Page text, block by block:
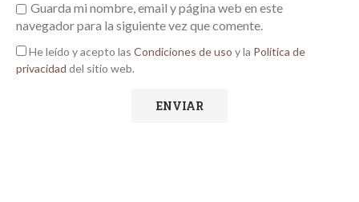
Guarda mi nombre, email y página web en este
navegador para la siguiente vez que comente.
He leído y acepto las Condiciones de uso y la Política de
privacidad del sitio web.